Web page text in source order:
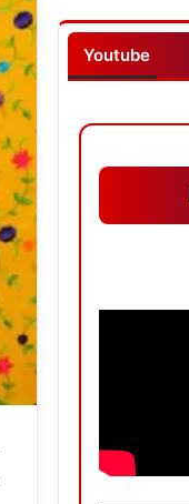
Youtube